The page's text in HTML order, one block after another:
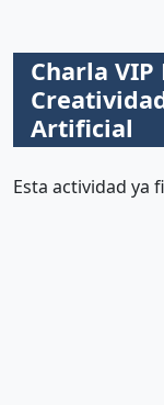
Charla
Artificial
Esta actividad ya